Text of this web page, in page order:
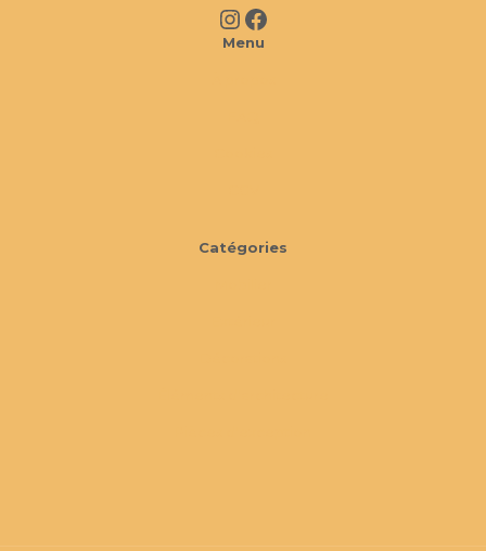
InstagramFacebook
Menu
Catégories